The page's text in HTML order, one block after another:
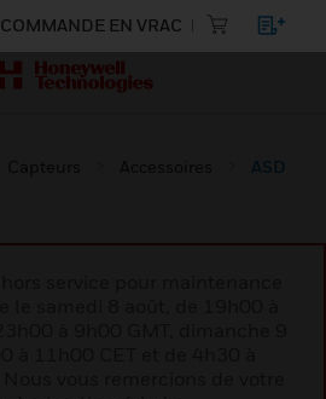
COMMANDE EN VRAC
ASD